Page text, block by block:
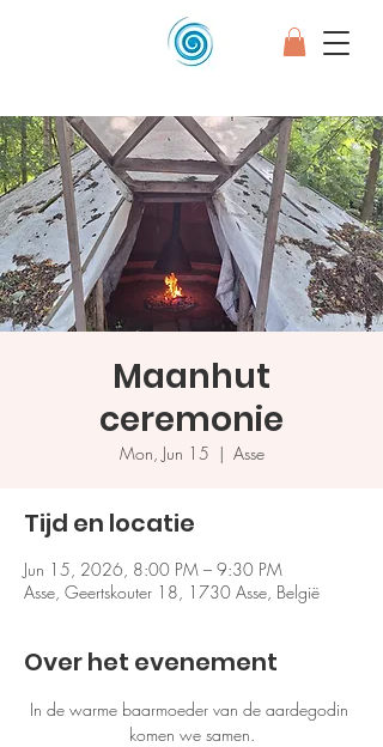
Maanhut
ceremonie
Mon, Jun 15
  |
Asse
Tijd en locatie
Jun 15, 2026, 8:00 PM – 9:30 PM
Asse, Geertskouter 18, 1730 Asse, België
Over het evenement
In de warme baarmoeder van de aardegodin
komen we samen.